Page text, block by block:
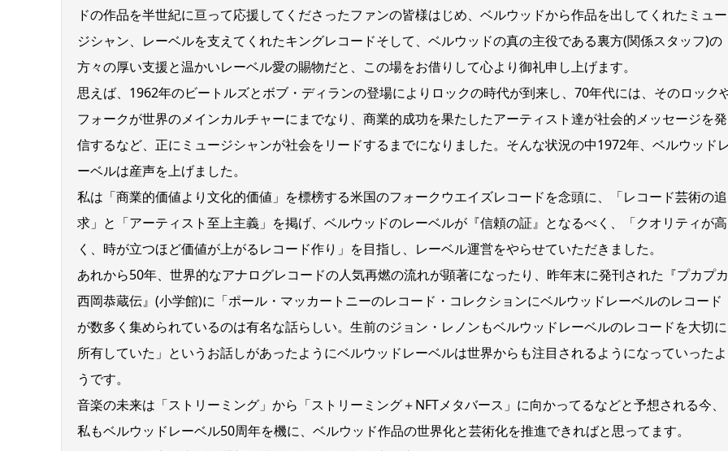
ドの作品を半世紀に亘って応援してくださったファンの皆様はじめ、ベルウッドから作品を出してくれたミュー
ジシャン、レーベルを支えてくれたキングレコードそして、ベルウッドの真の主役である裏方(関係スタッフ)の
方々の厚い支援と温かいレーベル愛の賜物だと、この場をお借りして心より御礼申し上げます。
思えば、1962年のビートルズとボブ・ディランの登場によりロックの時代が到来し、70年代には、そのロック
フォークが世界のメインカルチャーにまでなり、商業的成功を果たしたアーティスト達が社会的メッセージを発
信するなど、正にミュージシャンが社会をリードするまでになりました。そんな状況の中1972年、ベルウッド
ーベルは産声を上げました。
私は「商業的価値より文化的価値」を標榜する米国のフォークウエイズレコードを念頭に、「レコード芸術の追
求」と「アーティスト至上主義」を掲げ、ベルウッドのレーベルが『信頼の証』となるべく、「クオリティが高
く、時が立つほど価値が上がるレコード作り」を目指し、レーベル運営をやらせていただきました。
あれから50年、世界的なアナログレコードの人気再燃の流れが顕著になったり、昨年末に発刊された『プカプ
西岡恭蔵伝』(小学館)に「ポール・マッカートニーのレコード・コレクションにベルウッドレーベルのレコード
が数多く集められているのは有名な話らしい。生前のジョン・レノンもベルウッドレーベルのレコードを大切に
所有していた」というお話しがあったようにベルウッドレーベルは世界からも注目されるようになっていったよ
うです。
音楽の未来は「ストリーミング」から「ストリーミング＋NFTメタバース」に向かってるなどと予想される今、
私もベルウッドレーベル50周年を機に、ベルウッド作品の世界化と芸術化を推進できればと思ってます。